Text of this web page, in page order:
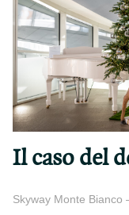
Il caso del
Skyway Monte Bianco